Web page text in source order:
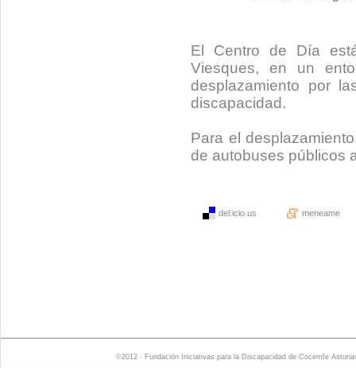
El Centro de Día
Viesques, en un
desplazamiento por
discapacidad.
Para el
de autobuses públicos
del.icio.us meneame
©2012 - Fundación Iniciativas para la Discapacidad de Cocemfe